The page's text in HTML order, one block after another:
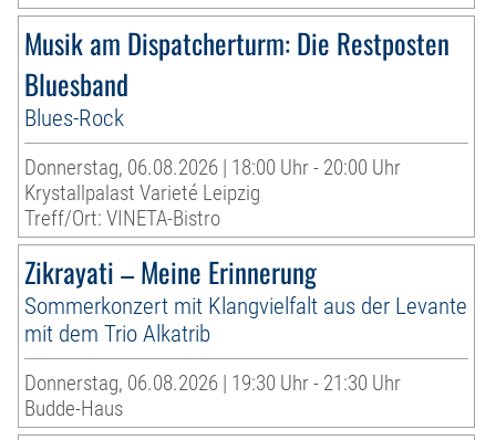
Musik am Dispatcherturm: Die Restposten
Bluesband
Blues-Rock
Donnerstag, 06.08.2026 | 18:00 Uhr - 20:00 Uhr
Krystallpalast Varieté Leipzig
Treff/Ort: VINETA-Bistro
Zikrayati – Meine Erinnerung
Sommerkonzert mit Klangvielfalt aus der Levante
mit dem Trio Alkatrib
Donnerstag, 06.08.2026 | 19:30 Uhr - 21:30 Uhr
Budde-Haus